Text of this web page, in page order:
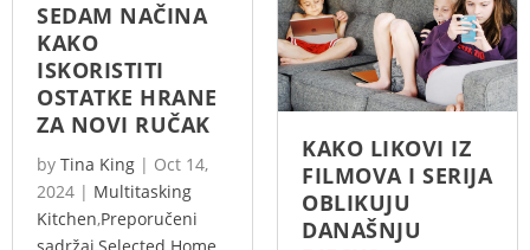
SEDAM NAČINA
KAKO
ISKORISTITI
OSTATKE HRANE
ZA NOVI RUČAK
by Tina King | Oct 14,
2024 | Multitasking
Kitchen,Preporučeni
KAKO LIKOVI IZ
FILMOVA I SERIJA
OBLIKUJU
DANAŠNJU